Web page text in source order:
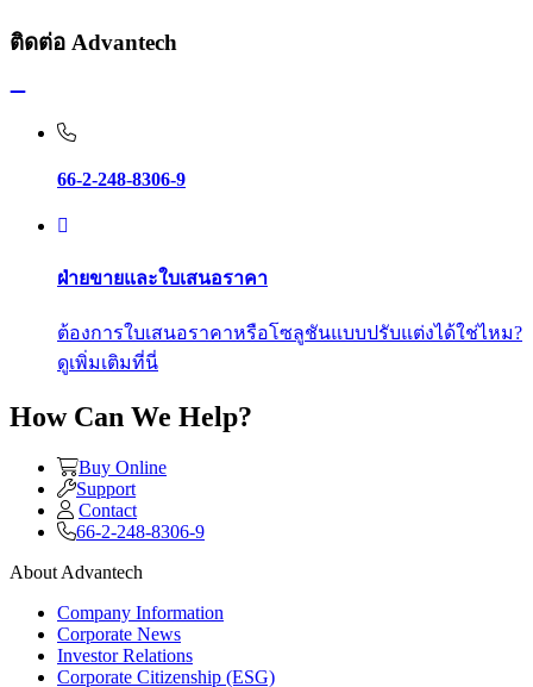
ติดต่อ Advantech
66-2-248-8306-9
ฝ่ายขายและใบเสนอราคา
ต้องการใบเสนอราคาหรือโซลูชันแบบปรับแต่งได้ใช่ไหม?
ดูเพิ่มเติมที่นี่
How Can We Help?
Buy Online
Support
Contact
66-2-248-8306-9
About Advantech
Company Information
Corporate News
Investor Relations
Corporate Citizenship (ESG)